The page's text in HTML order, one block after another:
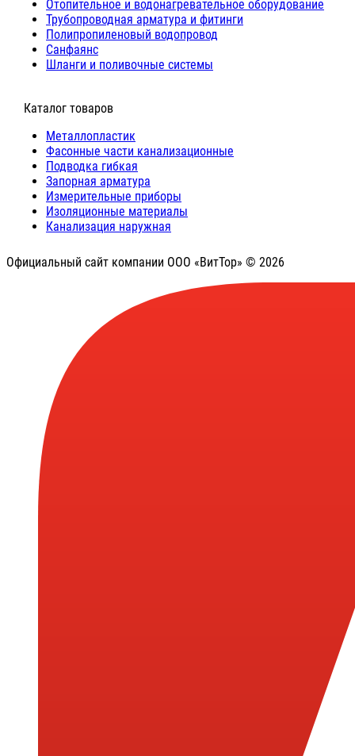
Отопительное и водонагревательное оборудование
Трубопроводная арматура и фитинги
Полипропиленовый водопровод
Санфаянс
Шланги и поливочные системы
⠀Каталог товаров
Металлопластик
Фасонные части канализационные
Подводка гибкая
Запорная арматура
Измерительные приборы
Изоляционные материалы
Канализация наружная
Официальный сайт компании ООО «ВитТор» © 2026